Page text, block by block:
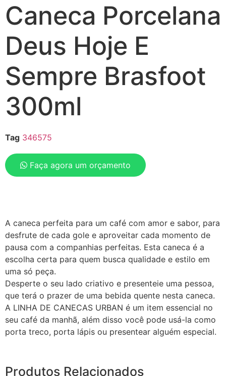
Caneca Porcelana
Deus Hoje E
Sempre Brasfoot
300ml
Tag 346575
Faça agora um orçamento
A caneca perfeita para um café com amor e sabor, para
desfrute de cada gole e aproveitar cada momento de
pausa com a companhias perfeitas. Esta caneca é a
escolha certa para quem busca qualidade e estilo em
uma só peça.
Desperte o seu lado criativo e presenteie uma pessoa,
que terá o prazer de uma bebida quente nesta caneca.
A LINHA DE CANECAS URBAN é um item essencial no
seu café da manhã, além disso você pode usá-la como
porta treco, porta lápis ou presentear alguém especial.
Produtos Relacionados